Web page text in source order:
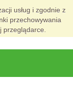
usług i zgodnie z
przechowywania
przeglądarce.